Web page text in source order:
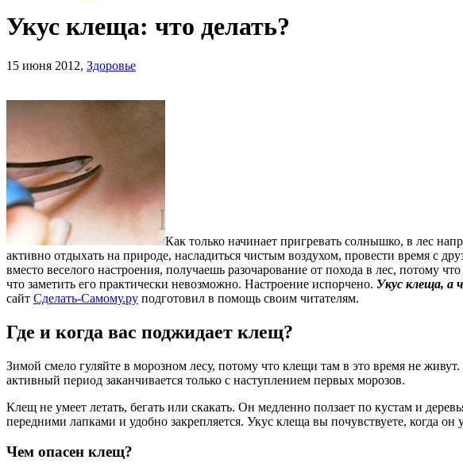
Укус клеща: что делать?
15 июня 2012, Здоровье
Как только начинает пригревать солнышко, в лес
активно отдыхать на природе, насладиться чистым воздухом, провести время с
вместо веселого настроения, получаешь разочарование от похода в лес, потому
что заметить его практически невозможно. Настроение испорчено. Укус клеща, а
сайт Сделать-Самому.ру подготовил в помощь своим читателям.
Где и когда вас поджидает клещ?
Зимой смело гуляйте в морозном лесу, потому что клещи там в это время не
активный период заканчивается только с наступлением первых морозов.
Клещ не умеет летать, бегать или скакать. Он медленно ползает по кустам и
передними лапками и удобно закрепляется. Укус клеща вы почувствуете, когда он
Чем опасен клещ?